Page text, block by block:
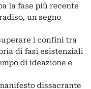
la fase più recente
un segno
i confini tra
di fasi esistenziali
di ideazione e
dissacrante